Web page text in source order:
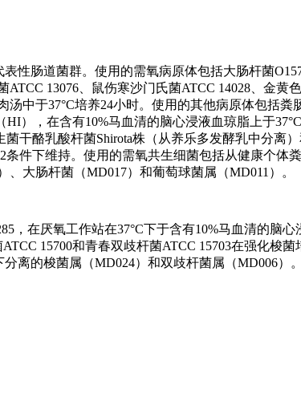
性肠道菌群。使用的需氧病原体包括大肠杆菌
13076、鼠伤寒沙门氏菌ATCC 14028、金黄
中于37°C培养24小时。使用的其他病原体包括粪
），在含有10%马血清的脑心浸液血琼脂上于
干酪乳酸杆菌Shirota株（从养乐多发酵乳中分离
条件下维持。使用的需氧共生细菌包括从健康个体
大肠杆菌（MD017）和葡萄球菌属（MD011）。
，在厌氧工作站在37°C下于含有10%马血清的脑
15700和青春双歧杆菌ATCC 15703在强化梭菌
离的梭菌属（MD024）和双歧杆菌属（MD006）。